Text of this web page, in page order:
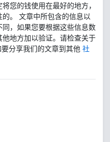
您的钱使用在最好的地方，
。 文章中所包含的信息以
，如果您要根据这些信息数
地方加以验证。请检查关于
要分享我们的文章到其他 社